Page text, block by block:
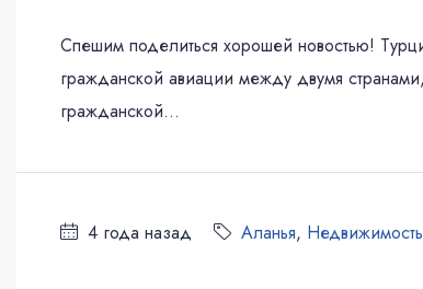
Спешим поделиться хорошей новостью!
гражданской авиации между двумя
гражданской...
4 года назад Аланья, Недвижимость